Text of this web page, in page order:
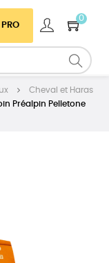
PRO
0
Cheval et Haras
Préalpin Pelletone